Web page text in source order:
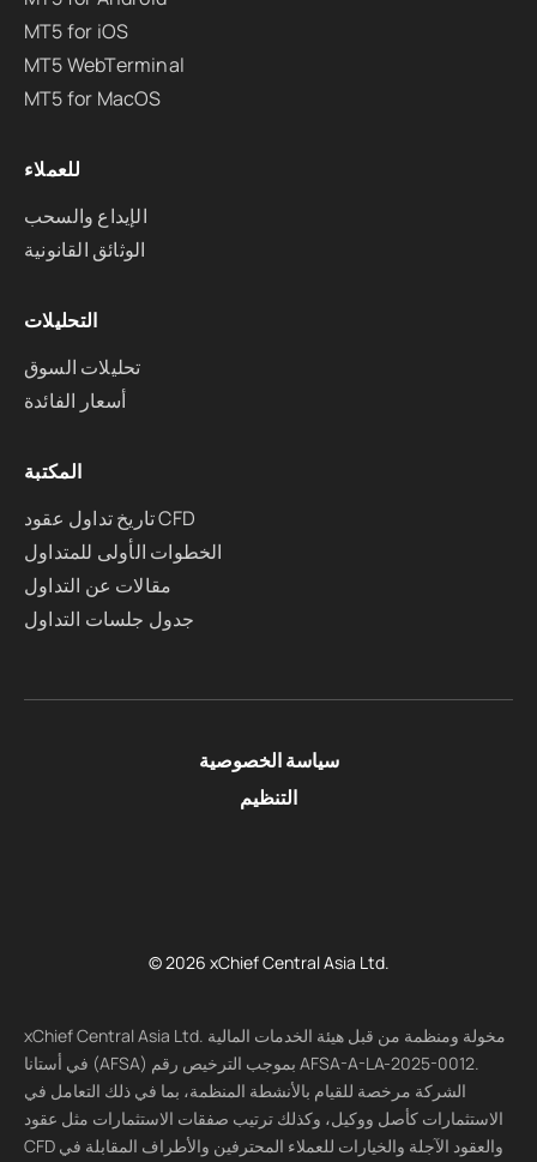
MT5 for iOS
MT5 WebTerminal
MT5 for MacOS
للعملاء
الإيداع والسحب
الوثائق القانونية
التحليلات
تحليلات السوق
أسعار الفائدة
المكتبة
تاريخ تداول عقود CFD
الخطوات الأولى للمتداول
مقالات عن التداول
جدول جلسات التداول
سياسة الخصوصية
التنظيم
© 2026 xChief Central Asia Ltd.
xChief Central Asia Ltd. مخولة ومنظمة من قبل هيئة الخدمات المالية
في أستانا (AFSA) بموجب الترخيص رقم AFSA-A-LA-2025-0012.
الشركة مرخصة للقيام بالأنشطة المنظمة، بما في ذلك التعامل في
الاستثمارات كأصل ووكيل، وكذلك ترتيب صفقات الاستثمارات مثل عقود
CFD والعقود الآجلة والخيارات للعملاء المحترفين والأطراف المقابلة في